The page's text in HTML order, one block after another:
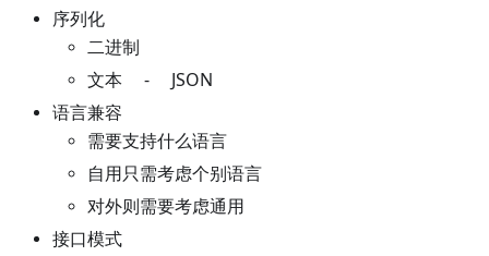
序列化
二进制
文本 - JSON
语言兼容
需要支持什么语言
自用只需考虑个别语言
对外则需要考虑通用
接口模式